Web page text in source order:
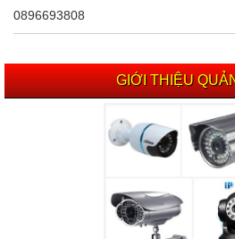
0896693808
GIỚI THIỆU